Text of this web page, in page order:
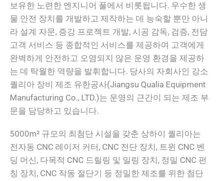
보유한 노련한 엔지니어 풀에서 비롯됩니다. 우수한 생
물 안전 장치를 개발하고 제작하는 데 능숙할 뿐만 아니
라 설계 자문, 증강 프로젝트 개발, 시공 감독, 검증, 전담
고객 서비스 등 종합적인 서비스를 제공하여 고객에게
완벽하게 안전하고 오염되지 않은 운영 환경을 제공하
는 데 탁월한 역량을 발휘합니다. 당사의 자회사인 강소
퀄리아 장비 제조 유한공사(Jiangsu Qualia Equipment
Manufacturing Co., LTD.)는 운영의 근간이 되는 제조 부
문을 담당하고 있습니다.
5000m² 규모의 최첨단 시설을 갖춘 상하이 퀄리아는
전자동 CNC 레이저 커터, CNC 전단 장치, 트윈 CNC 벤
딩 머신, 다목적 CNC 드릴링 및 밀링 장치, 정밀 CNC 펀
칭 장치, CNC 작동 절단기 등 정밀한 제조를 위한 첨단